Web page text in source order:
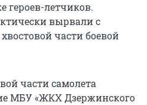
героев-летчиков.
вырвали с
части боевой
части самолета
МБУ «ЖКХ Дзержинского